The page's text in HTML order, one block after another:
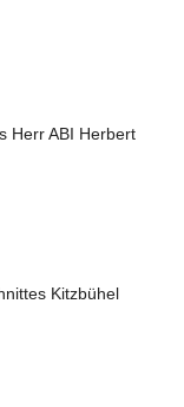
Herr ABI Herbert
Kitzbühel